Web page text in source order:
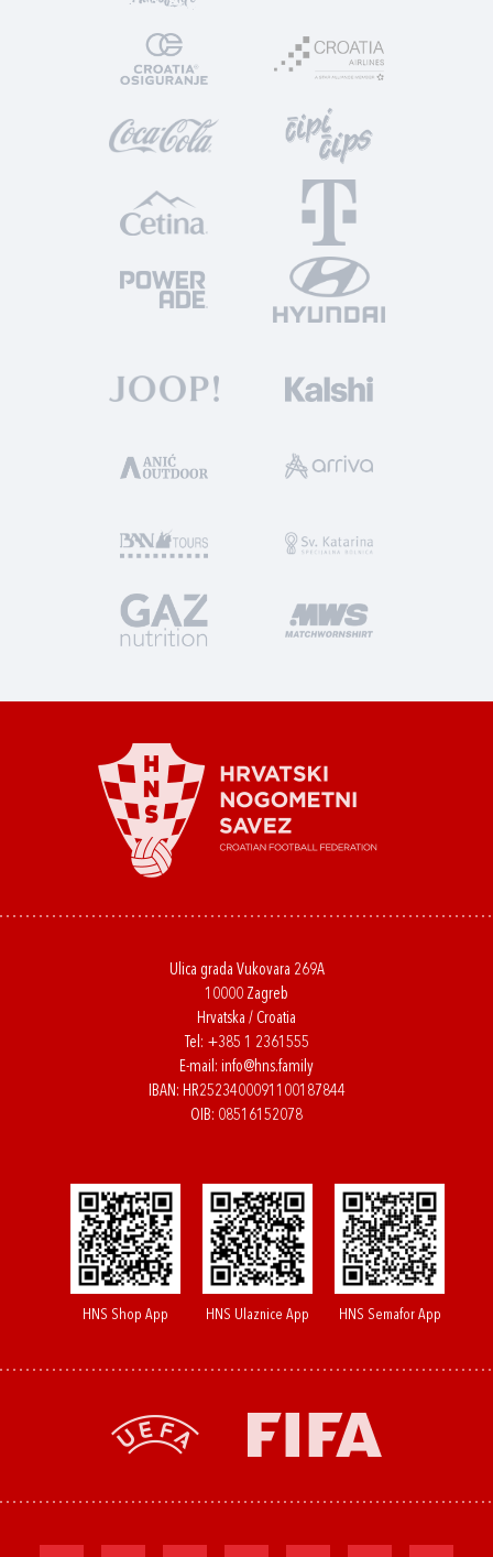
Ulica grada Vukovara 269A
10000 Zagreb
Hrvatska / Croatia
Tel: +385 1 2361555
E-mail: info@hns.family
IBAN: HR2523400091100187844
OIB: 08516152078
HNS Shop App HNS Ulaznice App HNS Semafor App